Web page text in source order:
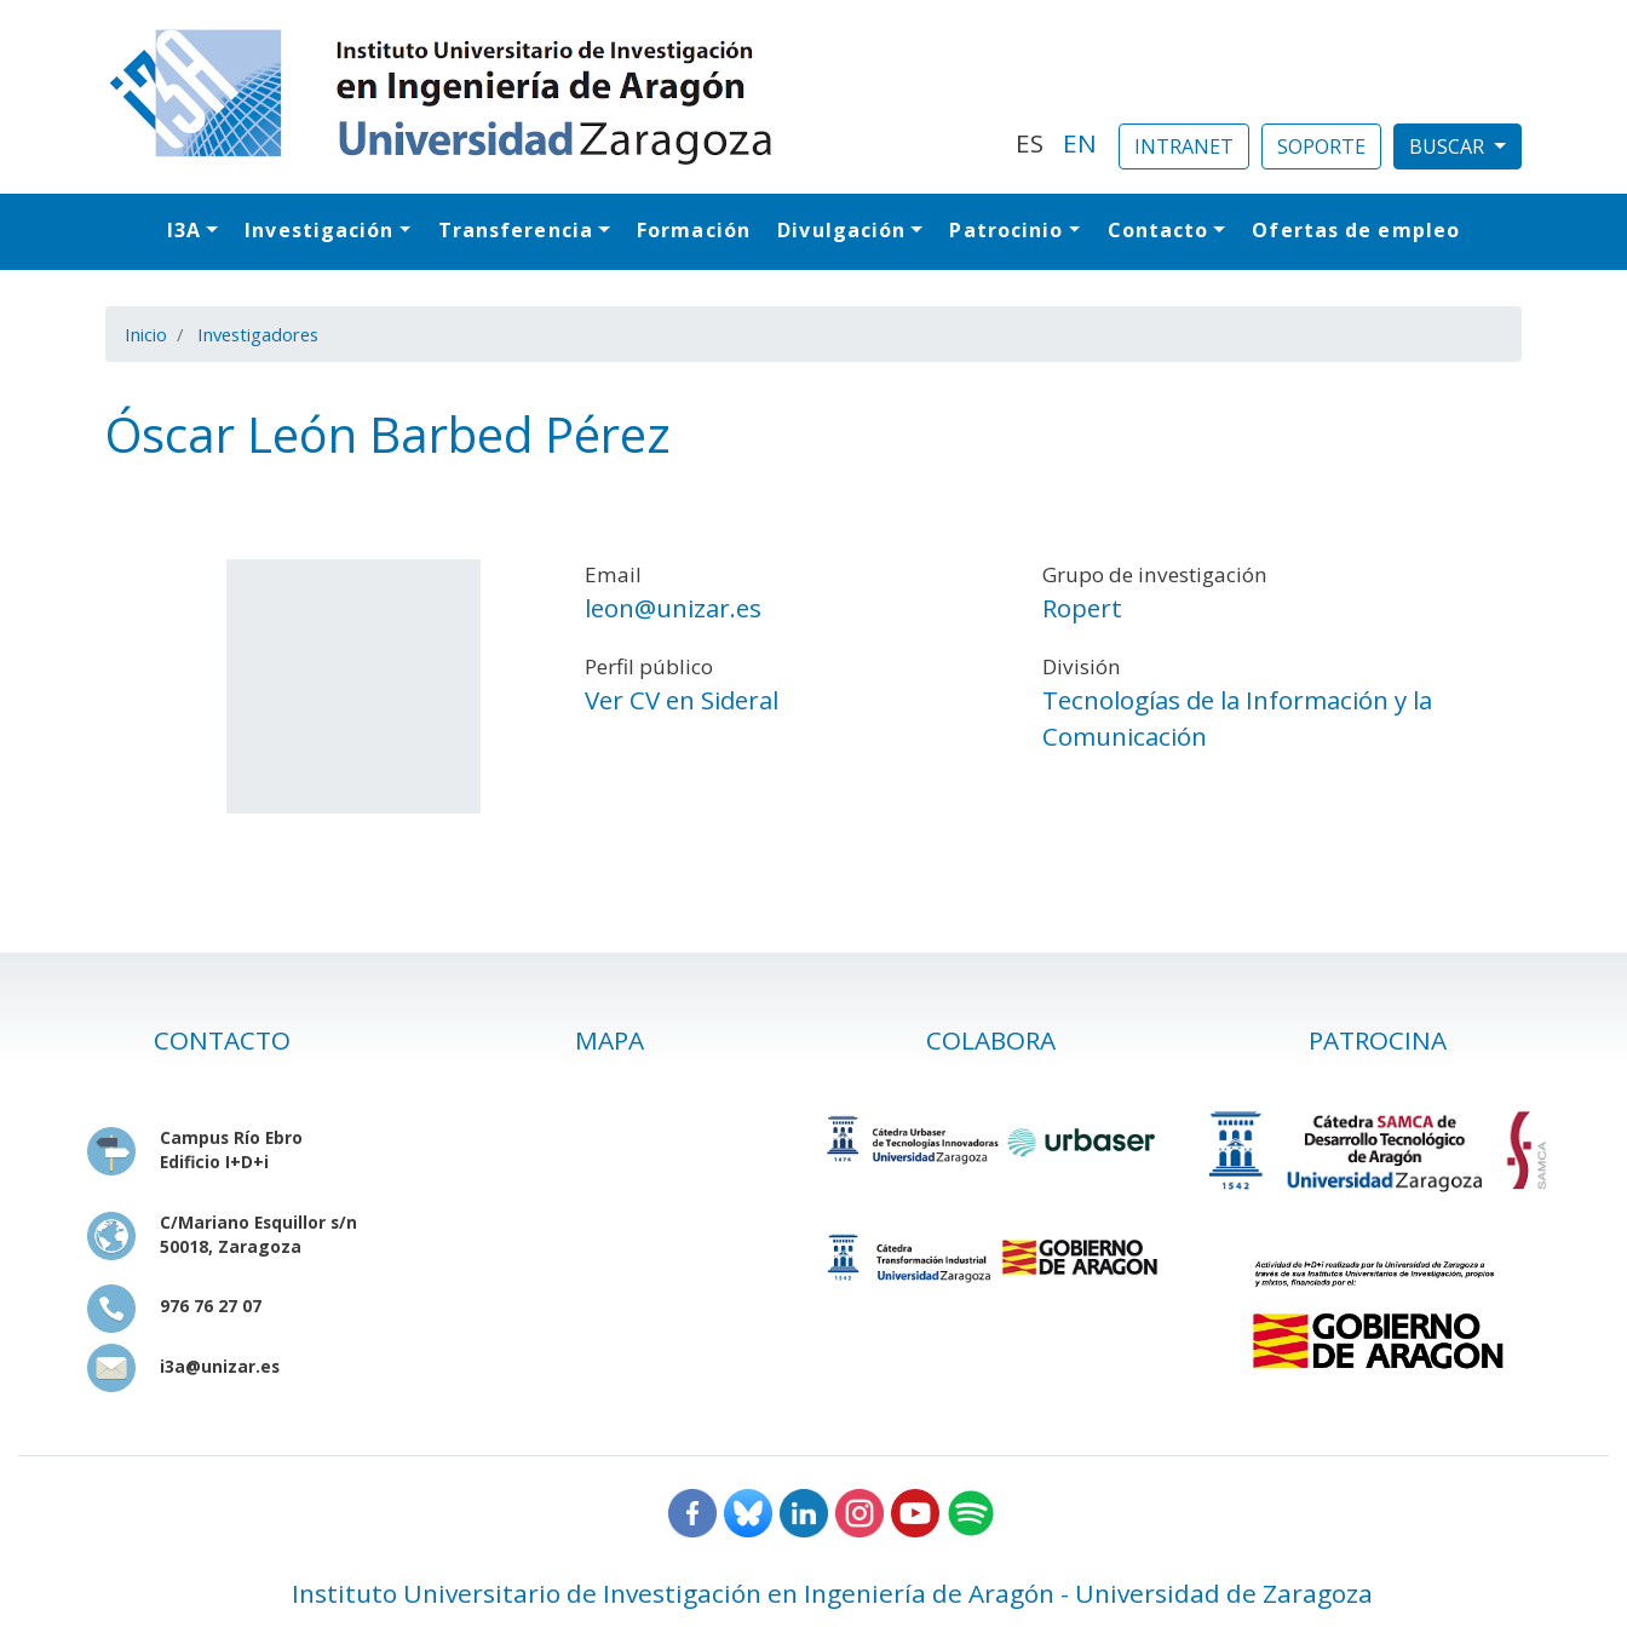
ES EN INTRANET SOPORTE
Navegación principal
I3A Investigación Transferencia Formación Divulgación Patrocinio Contacto Ofertas de empleo
Inicio Investigadores
Óscar León Barbed Pérez
Email
leon@unizar.es
Perfil público
Ver CV en Sideral
Grupo de investigación
Ropert
División
Tecnologías de la Información y la
Comunicación
CONTACTO
Campus Río Ebro
Edificio I+D+i
C/Mariano Esquillor s/n
50018, Zaragoza
976 76 27 07
i3a@unizar.es
MAPA COLABORA PATROCINA
Instituto Universitario de Investigación en Ingeniería de Aragón - Universidad de Zaragoza